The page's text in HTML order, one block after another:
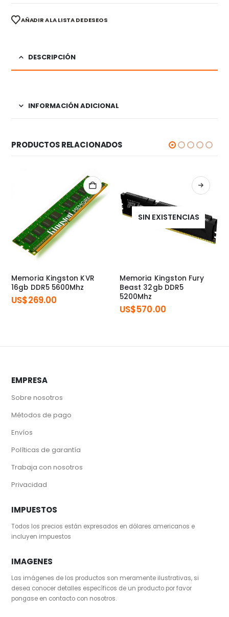
AÑADIR A LA LISTA DE DESEOS
DESCRIPCIÓN
INFORMACIÓN ADICIONAL
PRODUCTOS RELACIONADOS
Memoria Kingston KVR
16gb DDR5 5600Mhz
US$269.00
SIN EXISTENCIAS
Memoria Kingston Fury
Beast 32gb DDR5
5200Mhz
US$570.00
EMPRESA
Sobre nosotros
Métodos de pago
Envíos
Políticas de garantía
Trabaja con nosotros
Privacidad
IMPUESTOS
Todos los precios están expresados en dólares americanos e
incluyen impuestos
IMAGENES
Las imágenes de los productos son meramente ilustrativas, si
desea conocer detalles específicos de un producto por favor
pongase en contacto con nosotros.